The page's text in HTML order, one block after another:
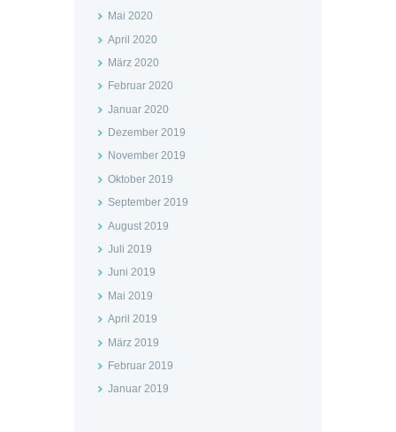
Mai 2020
April 2020
März 2020
Februar 2020
Januar 2020
Dezember 2019
November 2019
Oktober 2019
September 2019
August 2019
Juli 2019
Juni 2019
Mai 2019
April 2019
März 2019
Februar 2019
Januar 2019